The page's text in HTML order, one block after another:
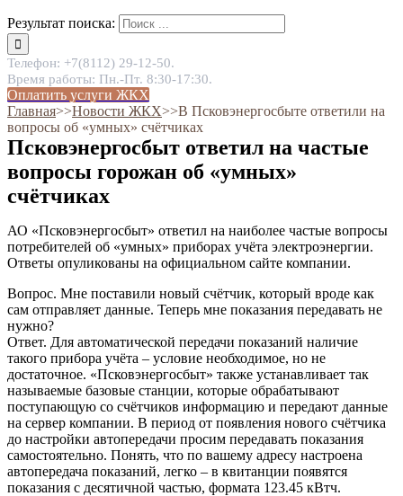
Результат поиска:
Телефон: +7(8112) 29-12-50.
Время работы: Пн.-Пт. 8:30-17:30.
Оплатить услуги ЖКХ
Главная˃˃Новости ЖКХ˃˃В Псковэнергосбыте ответили на
вопросы об «умных» счётчиках
Псковэнергосбыт ответил на частые
вопросы горожан об «умных»
счётчиках
АО «Псковэнергосбыт» ответил на наиболее частые вопросы
потребителей об «умных» приборах учёта электроэнергии.
Ответы опуликованы на официальном сайте компании.
Вопрос. Мне поставили новый счётчик, который вроде как
сам отправляет данные. Теперь мне показания передавать не
нужно?
Ответ. Для автоматической передачи показаний наличие
такого прибора учёта – условие необходимое, но не
достаточное. «Псковэнергосбыт» также устанавливает так
называемые базовые станции, которые обрабатывают
поступающую со счётчиков информацию и передают данные
на сервер компании. В период от появления нового счётчика
до настройки автопередачи просим передавать показания
самостоятельно. Понять, что по вашему адресу настроена
автопередача показаний, легко – в квитанции появятся
показания с десятичной частью, формата 123.45 кВтч.